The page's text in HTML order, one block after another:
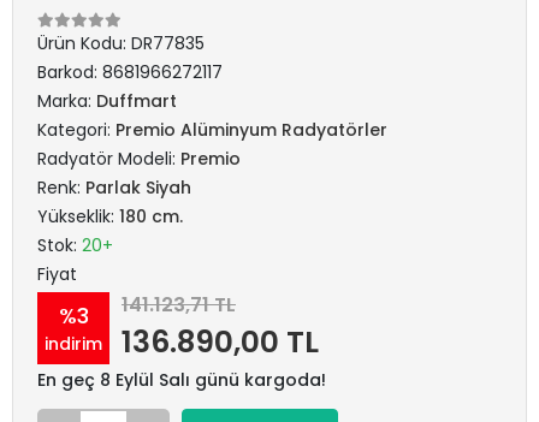
Ürün Kodu: DR77835
Barkod: 8681966272117
Marka: Duffmart
Kategori: Premio Alüminyum Radyatörler
Radyatör Modeli: Premio
Renk: Parlak Siyah
Yükseklik: 180 cm.
Stok: 20+
Fiyat
%3
indirim
141.123,71 TL
136.890,00 TL
En geç 8 Eylül Salı günü kargoda!